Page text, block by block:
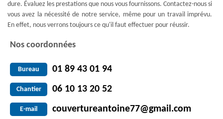
dure. Évaluez les prestations que nous vous fournissons. Contactez-nous si
vous avez la nécessité de notre service, même pour un travail imprévu.
En effet, nous verrons toujours ce qu'il faut effectuer pour réussir.
Nos coordonnées
Bureau 01 89 43 01 94
Chantier 06 10 13 20 52
E-mail couvertureantoine77@gmail.com